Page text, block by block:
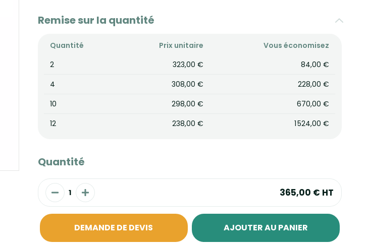
Remise sur la quantité
Quantité Prix unitaire
Vous économisez
2
323,00 €
84,00 €
4
308,00 €
228,00 €
10
298,00 €
670,00 €
12
238,00 € 1 524,00 €
Quantité
365,00 € HT
DEMANDE DE DEVIS AJOUTER AU PANIER